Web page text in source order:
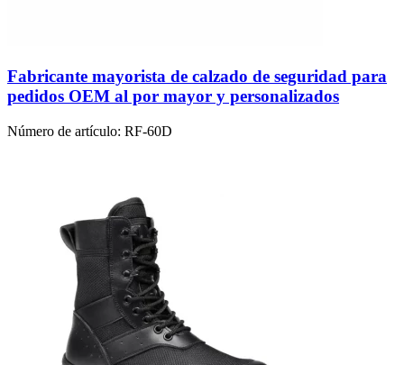
Fabricante mayorista de calzado de seguridad para
pedidos OEM al por mayor y personalizados
Número de artículo: RF-60D